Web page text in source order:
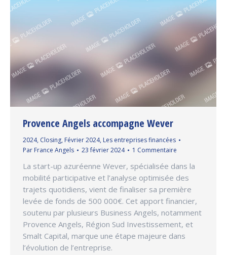
Provence Angels accompagne Wever
2024, Closing, Février 2024, Les entreprises financées
Par France Angels 23 février 2024 1 Commentaire
La start-up azuréenne Wever, spécialisée dans la
mobilité participative et l’analyse optimisée des
trajets quotidiens, vient de finaliser sa première
levée de fonds de 500 000€. Cet apport financier,
soutenu par plusieurs Business Angels, notamment
Provence Angels, Région Sud Investissement, et
Smalt Capital, marque une étape majeure dans
l’évolution de l’entreprise.